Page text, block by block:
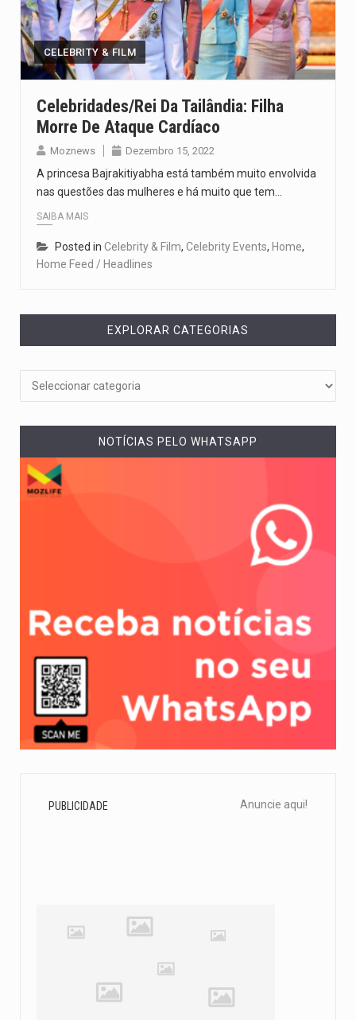
Segundo as autoridades canadianas, mais de 200 incêndios florestais continuam…
De acordo com as autoridades de saúde da Faixa de…
CELEBRITY & FILM
Celebridades/Rei Da Tailândia: Filha
Morre De Ataque Cardíaco
Moznews Dezembro 15, 2022
A princesa Bajrakitiyabha está também muito envolvida
nas questões das mulheres e há muito que tem…
SAIBA MAIS
Posted in Celebrity & Film, Celebrity Events, Home,
Home Feed / Headlines
EXPLORAR CATEGORIAS
NOTÍCIAS PELO WHATSAPP
PUBLICIDADE Anuncie aqui!